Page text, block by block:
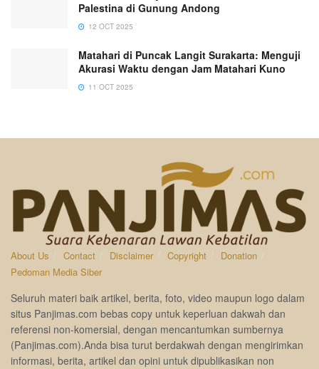
Palestina di Gunung Andong
12 OCT 2025
Matahari di Puncak Langit Surakarta: Menguji
Akurasi Waktu dengan Jam Matahari Kuno
11 OCT 2025
About Us Contact Disclaimer Copyright
Donation
Pedoman Media Siber
Seluruh materi baik artikel, berita, foto, video maupun logo dalam
situs Panjimas.com bebas copy untuk keperluan dakwah dan
referensi non-komersial, dengan mencantumkan sumbernya
(Panjimas.com).Anda bisa turut berdakwah dengan mengirimkan
informasi, berita, artikel dan opini untuk dipublikasikan non